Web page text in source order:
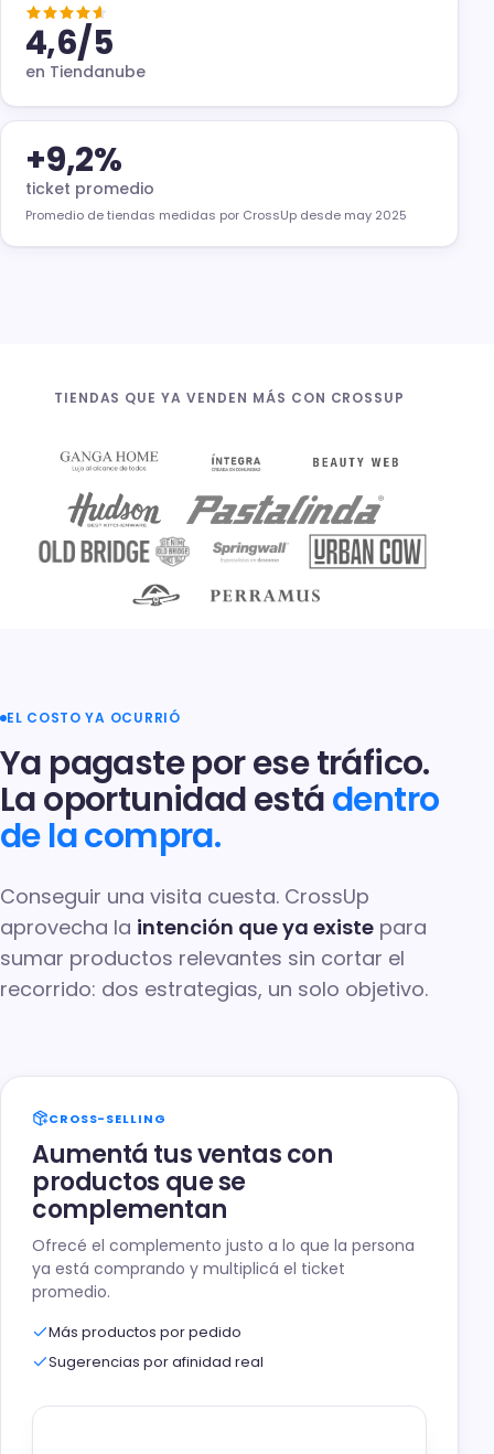
4,6/5
en Tiendanube
+9,2%
ticket promedio
Promedio de tiendas medidas por CrossUp desde may 2025
TIENDAS QUE YA VENDEN MÁS CON CROSSUP
EL COSTO YA OCURRIÓ
Ya pagaste por ese tráfico.
La oportunidad estádentro
de la compra.
Conseguir una visita cuesta. CrossUp
aprovecha la intención que ya existe para
sumar productos relevantes sin cortar el
recorrido: dos estrategias, un solo objetivo.
CROSS-SELLING
Aumentá tus ventas con
productos que se
complementan
Ofrecé el complemento justo a lo que la persona
ya está comprando y multiplicá el ticket
promedio.
Más productos por pedido
Sugerencias por afinidad real